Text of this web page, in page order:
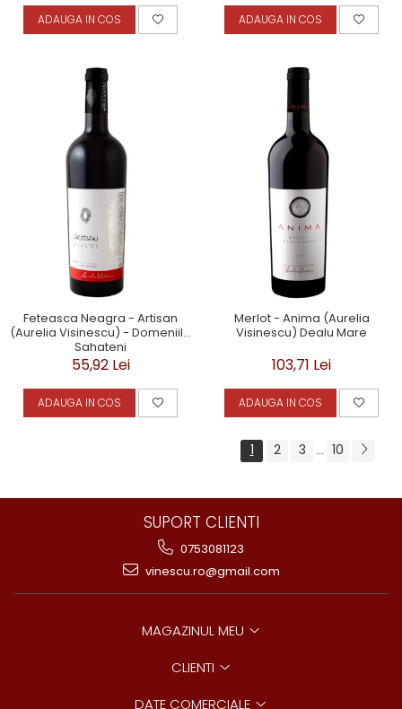
ADAUGA IN COS ADAUGA IN COS
Feteasca Neagra - Artisan
(Aurelia Visinescu) - Domeniile
Sahateni
55,92 Lei
ADAUGA IN COS
Merlot - Anima (Aurelia
Visinescu) Dealu Mare
103,71 Lei
ADAUGA IN COS
1 2 3 ... 10
SUPORT CLIENTI
0753081123
vinescu.ro@gmail.com
MAGAZINUL MEU
CLIENTI
DATE COMERCIALE